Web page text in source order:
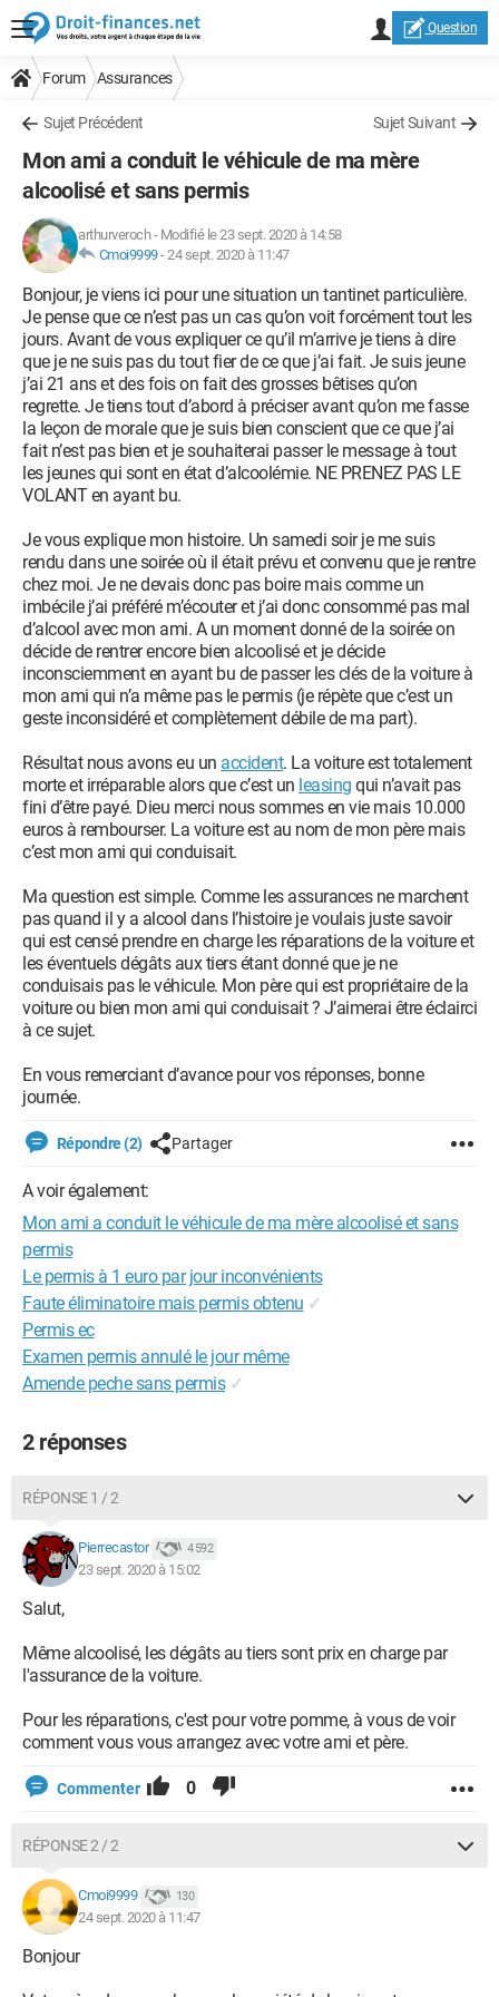
Question
Forum Assurances
Sujet Précédent Sujet Suivant
Mon ami a conduit le véhicule de ma mère
alcoolisé et sans permis
arthurveroch- Modifié le 23 sept. 2020 à 14:58
Cmoi9999-24 sept. 2020 à 11:47
Bonjour, je viens ici pour une situation un tantinet particulière.
Je pense que ce n’est pas un cas qu’on voit forcément tout les
jours. Avant de vous expliquer ce qu’il m’arrive je tiens à dire
que je ne suis pas du tout fier de ce que j’ai fait. Je suis jeune
j’ai 21 ans et des fois on fait des grosses bêtises qu’on
regrette. Je tiens tout d’abord à préciser avant qu’on me fasse
la leçon de morale que je suis bien conscient que ce que j’ai
fait n’est pas bien et je souhaiterai passer le message à tout
les jeunes qui sont en état d’alcoolémie. NE PRENEZ PAS LE
VOLANT en ayant bu.
Je vous explique mon histoire. Un samedi soir je me suis
rendu dans une soirée où il était prévu et convenu que je rentre
chez moi. Je ne devais donc pas boire mais comme un
imbécile j’ai préféré m’écouter et j’ai donc consommé pas mal
d’alcool avec mon ami. A un moment donné de la soirée on
décide de rentrer encore bien alcoolisé et je décide
inconsciemment en ayant bu de passer les clés de la voiture à
mon ami qui n’a même pas le permis (je répète que c’est un
geste inconsidéré et complètement débile de ma part).
Résultat nous avons eu un accident. La voiture est totalement
morte et irréparable alors que c’est un leasing qui n’avait pas
fini d’être payé. Dieu merci nous sommes en vie mais 10.000
euros à rembourser. La voiture est au nom de mon père mais
c’est mon ami qui conduisait.
Ma question est simple. Comme les assurances ne marchent
pas quand il y a alcool dans l’histoire je voulais juste savoir
qui est censé prendre en charge les réparations de la voiture et
les éventuels dégâts aux tiers étant donné que je ne
conduisais pas le véhicule. Mon père qui est propriétaire de la
voiture ou bien mon ami qui conduisait ? J’aimerai être éclairci
à ce sujet.
En vous remerciant d’avance pour vos réponses, bonne
journée.
Répondre (2) Partager
A voir également:
Mon ami a conduit le véhicule de ma mère alcoolisé et sans
permis
Le permis à 1 euro par jour inconvénients
Faute éliminatoire mais permis obtenu ✓
Permis ec
Examen permis annulé le jour même
Amende peche sans permis ✓
2 réponses
RÉPONSE 1 / 2
Pierrecastor 4 592
23 sept. 2020 à 15:02
Salut,
Même alcoolisé, les dégâts au tiers sont prix en charge par
l'assurance de la voiture.
Pour les réparations, c'est pour votre pomme, à vous de voir
comment vous vous arrangez avec votre ami et père.
Commenter 0
RÉPONSE 2 / 2
Cmoi9999 130
24 sept. 2020 à 11:47
Bonjour